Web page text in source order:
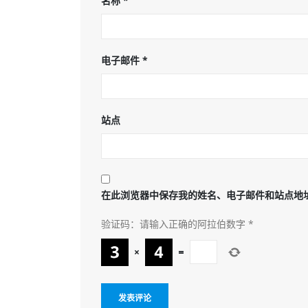
电子邮件 *
站点
在此浏览器中保存我的姓名、电子邮件和站点地
验证码：请输入正确的阿拉伯数字 *
× =